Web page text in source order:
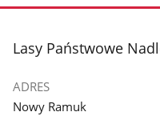
stopka
Lasy Państwowe
ADRES
Nowy Ramuk